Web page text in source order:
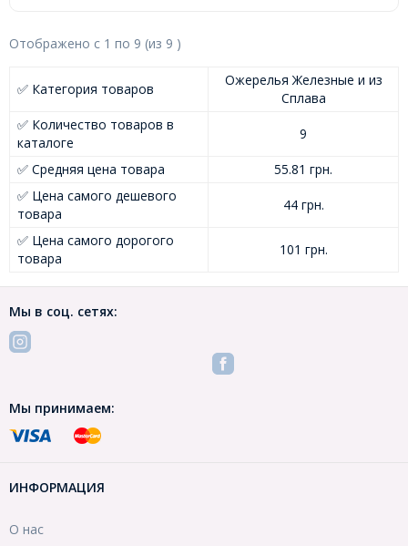
Отображено с 1 по 9 (из 9 )
✅ Категория товаров
Ожерелья Железные и из
Сплава
✅ Количество товаров в
каталоге
9
✅ Средняя цена товара
55.81 грн.
✅ Цена самого дешевого
товара
44 грн.
✅ Цена самого дорогого
товара
101 грн.
Мы в соц. сетях:
Мы принимаем:
ИНФОРМАЦИЯ
О нас